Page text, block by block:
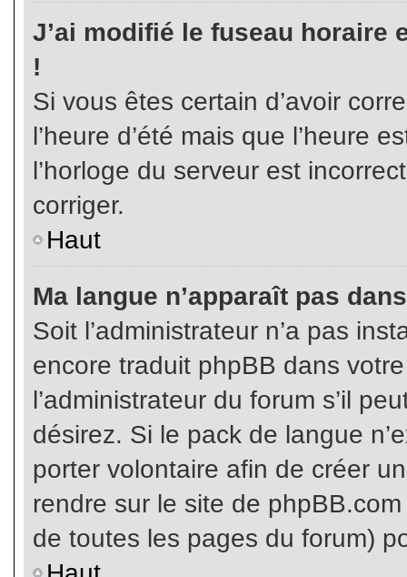
J’ai modifié le fuseau horaire
!
Si vous êtes certain d’avoir
l’heure d’été mais que l’heure
l’horloge du serveur est
corriger.
Haut
Ma langue n’apparaît pas
Soit l’administrateur n’a pas
encore traduit phpBB dans
l’administrateur du forum s’il
désirez. Si le pack de langue
porter volontaire afin de créer
rendre sur le site de
de toutes les pages du forum)